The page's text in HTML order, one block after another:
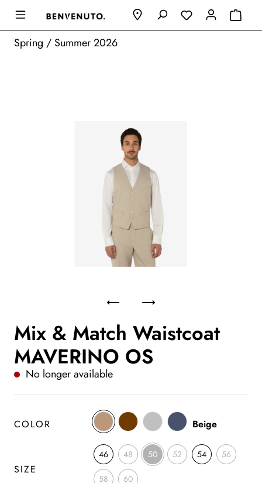
Spring / Summer 2026
Mix & Match Waistcoat
MAVERINO OS
No longer available
COLOR Beige
SIZE
46 48 50 52 54 56
58 60